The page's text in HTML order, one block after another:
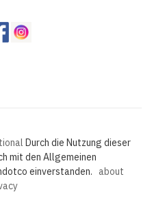
Durch die Nutzung dieser
mit den Allgemeinen
einverstanden. about